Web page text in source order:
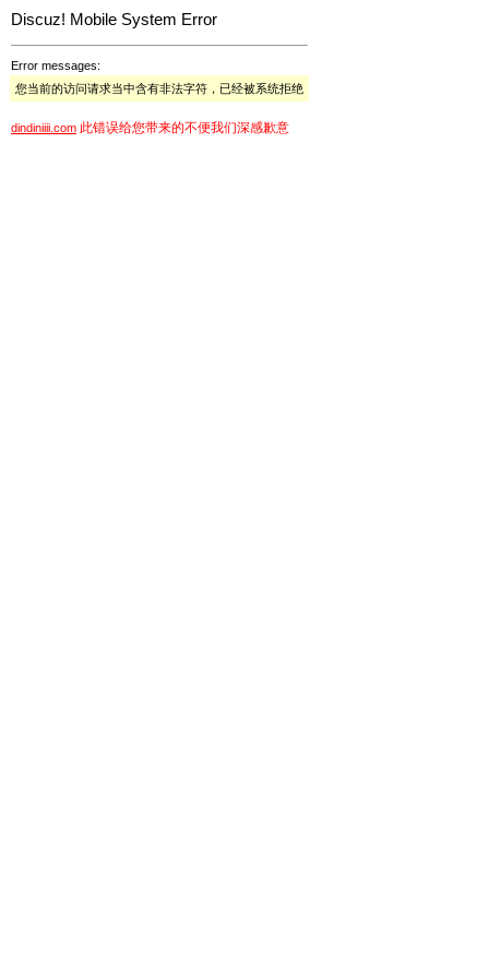
Discuz! Mobile System Error
Error messages:
您当前的访问请求当中含有非法字符，已经被系统拒绝
dindiniiii.com 此错误给您带来的不便我们深感歉意